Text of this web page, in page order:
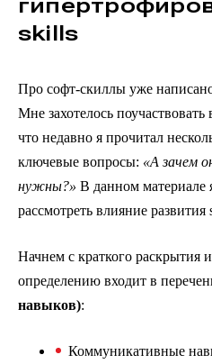
skills
Про софт-скиллы уже
Мне захотелось
что недавно я прочитал
ключевые вопросы: «А зачем
нужны?» В данном материале
рассмотреть влияние
Начнем с краткого раскрытия
определению входит в
навыков):
Коммуникативные